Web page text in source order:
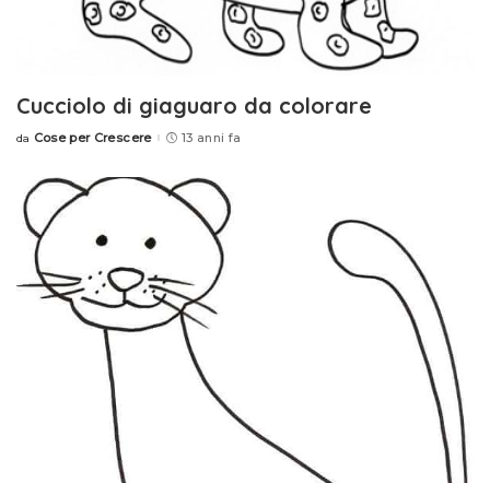
Cucciolo di giaguaro da colorare
Posted
da Cose per Crescere 13 anni fa